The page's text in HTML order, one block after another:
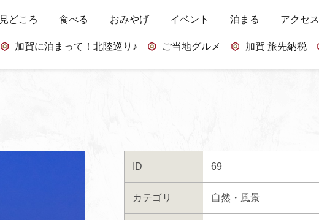
見どころ 食べる おみやげ イベント 泊まる アクセス
加賀に泊まって！北陸巡り♪ ご当地グルメ 加賀 旅先納税
ID 69
カテゴリ 自然・風景